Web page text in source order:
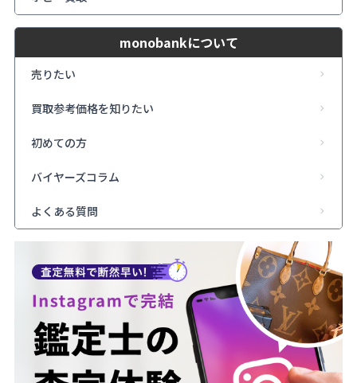
monobankについて
売りたい
買取参考価格を知りたい
初めての方
バイヤーズコラム
よくある質問